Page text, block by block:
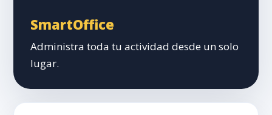
SmartOffice
Administra toda tu actividad desde un solo
lugar.